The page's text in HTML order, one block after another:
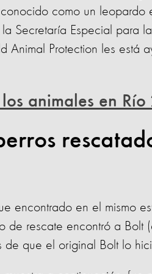
como un leopardo
Secretaría Especial para
Animal Protection les está
animales en Río
encontrado en el mismo
de rescate encontró a Bolt
de que el original Bolt lo